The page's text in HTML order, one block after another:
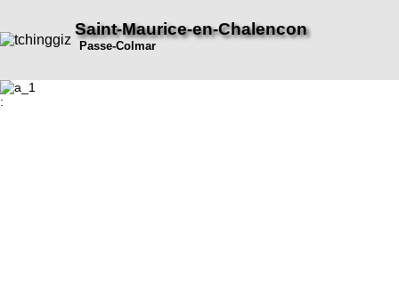
Saint-Maurice-en-Chalencon
Passe-Colmar
: